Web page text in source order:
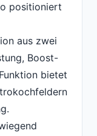
positioniert
aus zwei
Boost-
bietet